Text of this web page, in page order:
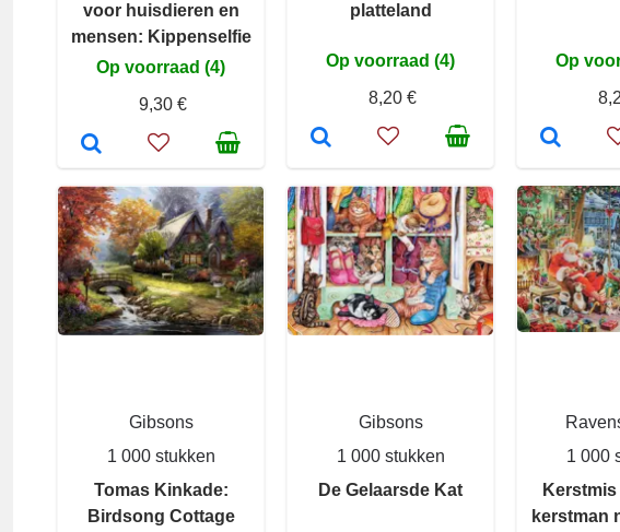
voor huisdieren en
mensen: Kippenselfie
Op voorraad (4)
9,30 €
platteland
Op voorraad (4)
8,20 €
Op
Gibsons
1 000 stukken
Tomas Kinkade:
Birdsong Cottage
Gibsons
1 000 stukken
De Gelaarsde Kat
1 000
Kerstmis
kerstman